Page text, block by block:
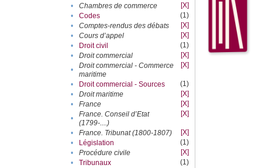
•
Chambres de commerce
[X]
•
Codes
(1)
•
Comptes-rendus des débats
[X]
•
Cours d’appel
[X]
•
Droit civil
(1)
•
Droit commercial
[X]
•
Droit commercial - Commerce
maritime
[X]
• Droit commercial - Sources
(1)
•
Droit maritime
[X]
•
France
[X]
•
France. Conseil d’Etat
(1799-....)
[X]
• France. Tribunat (1800-1807)
[X]
•
Législation
(1)
•
Procédure civile
[X]
•
Tribunaux
(1)